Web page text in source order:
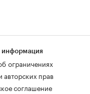
информация
ограничениях
прав
соглашение